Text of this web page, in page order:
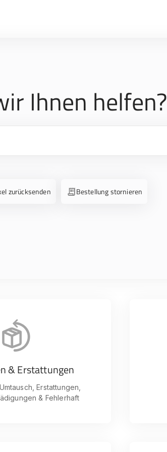
Ihnen helfen?
zurücksenden Bestellung stornieren
& Erstattungen
Erstattungen,
& Fehlerhaft